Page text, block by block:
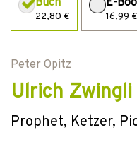
Buch
22,80 €
E-
16,99 €
Peter Opitz
Ulrich Zwingli
Prophet, Ketzer,